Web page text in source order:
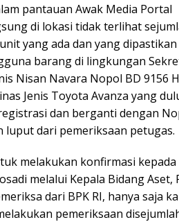
pantauan Awak Media Portal
di lokasi tidak terlihat
yang ada dan yang dipastikan
barang di lingkungan
Nisan Navara Nopol BD 9156
Jenis Toyota Avanza yang
dan berganti dengan
luput dari pemeriksaan petugas.
melakukan konfirmasi kepada
melalui Kepala Bidang Aset,
dari BPK RI, hanya saja
pemeriksaan